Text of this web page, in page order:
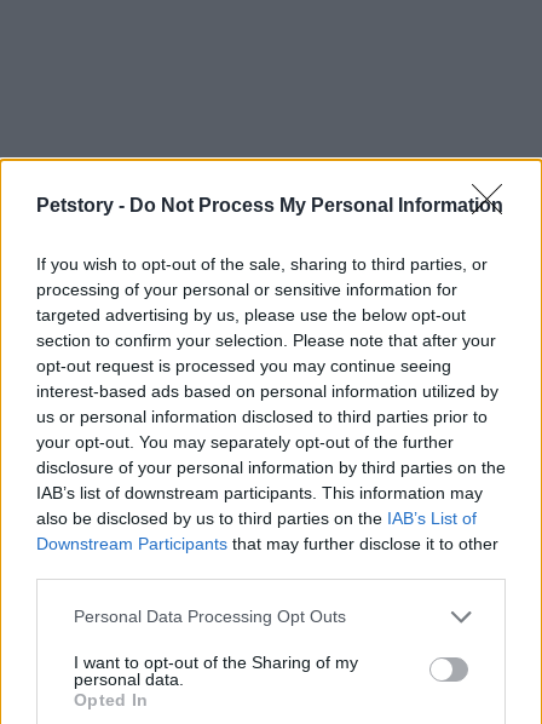
Petstory - Do Not Process My Personal Information
If you wish to opt-out of the sale, sharing to third parties, or
processing of your personal or sensitive information for
targeted advertising by us, please use the below opt-out
section to confirm your selection. Please note that after your
opt-out request is processed you may continue seeing
interest-based ads based on personal information utilized by
us or personal information disclosed to third parties prior to
your opt-out. You may separately opt-out of the further
disclosure of your personal information by third parties on the
IAB’s list of downstream participants. This information may
also be disclosed by us to third parties on the IAB’s List of
Downstream Participants that may further disclose it to other
Please note that this website/app uses one or more Google
not limited to your visit or usage behaviour. You may click to
grant or deny consent to Google and its third-party tags to
use your data for below specified purposes in below Google
Personal Data Processing Opt Outs
I want to opt-out of the Sharing of my
personal data.
Opted In
AUTOR
Staff